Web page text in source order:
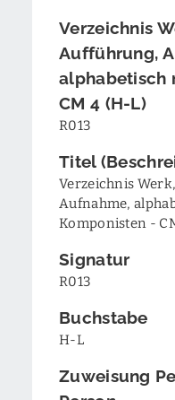
Verzeichnis
Aufführung,
alphabetisch
CM 4 (H-L)
R013
Titel
Verzeichnis
Aufnahme,
Komponisten -
Signatur
R013
Buchstabe
H-L
Zuweisung